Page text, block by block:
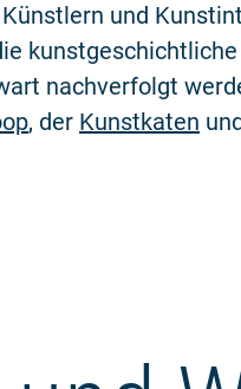
und
nachverfolgt
, der Kunstkaten